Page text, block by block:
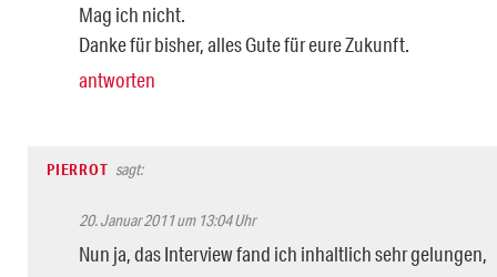
Mag ich nicht.
Danke für bisher, alles Gute für eure Zukunft.
antworten
PIERROT sagt:
20. Januar 2011 um 13:04 Uhr
Nun ja, das Interview fand ich inhaltlich sehr gelungen,